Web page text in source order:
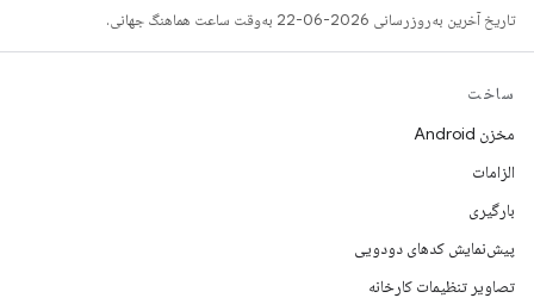
تاریخ آخرین به‌روزرسانی 2026-06-22 به‌وقت ساعت هماهنگ جهانی.
ساخت
مخزن Android
الزامات
بارگیری
پیش‌نمایش کدهای دودویی
تصاویر تنظیمات کارخانه